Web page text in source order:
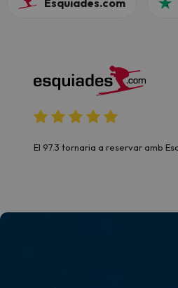
El 97.3 tornaria a reservar amb